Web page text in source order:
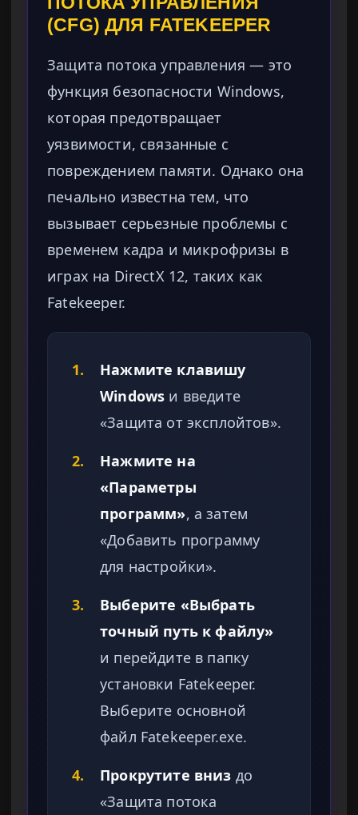
(CFG) ДЛЯ FATEKEEPER
Защита потока управления — это
функция безопасности Windows,
которая предотвращает
уязвимости, связанные с
повреждением памяти. Однако она
печально известна тем, что
вызывает серьезные проблемы с
временем кадра и микрофризы в
играх на DirectX 12, таких как
Fatekeeper.
1.
Нажмите клавишу
Windows и введите
«Защита от эксплойтов».
2.
Нажмите на
«Параметры
программ», а затем
«Добавить программу
для настройки».
3.
Выберите «Выбрать
точный путь к файлу»
и перейдите в папку
установки Fatekeeper.
Выберите основной
файл Fatekeeper.exe.
4.
Прокрутите вниз до
«Защита потока